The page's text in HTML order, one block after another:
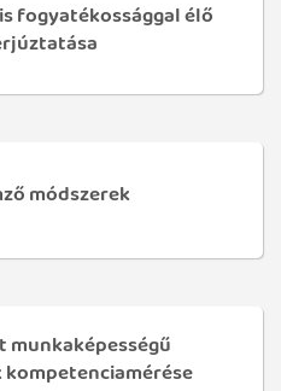
fogyatékossággal élő
módszerek